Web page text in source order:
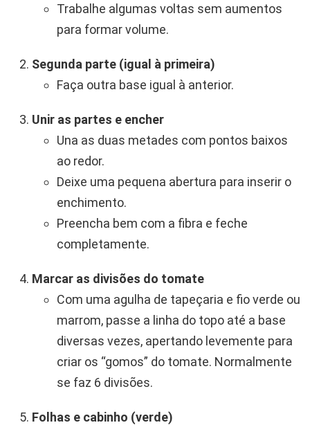
Trabalhe algumas voltas sem aumentos
para formar volume.
Segunda parte (igual à primeira)
Faça outra base igual à anterior.
Unir as partes e encher
Una as duas metades com pontos baixos
ao redor.
Deixe uma pequena abertura para inserir o
enchimento.
Preencha bem com a fibra e feche
completamente.
Marcar as divisões do tomate
Com uma agulha de tapeçaria e fio verde ou
marrom, passe a linha do topo até a base
diversas vezes, apertando levemente para
criar os “gomos” do tomate. Normalmente
se faz 6 divisões.
Folhas e cabinho (verde)